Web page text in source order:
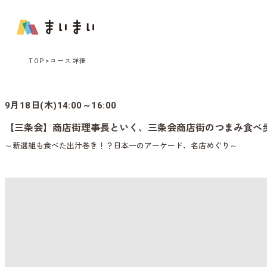
TOP コース詳細
9月18日(木)14:00～16:00
【三条会】商店街理事長といく、三条会商店街のつまみ食べ
～新選組も食べた出汁巻き！？日本一のアーケード、名店めぐり～